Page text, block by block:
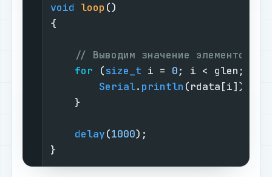
void loop ()
{
// Выводим значение элементов
for (size_t i = 0; i < glen;
Serial. println (rdata[i]);
    }
delay(1000);
}